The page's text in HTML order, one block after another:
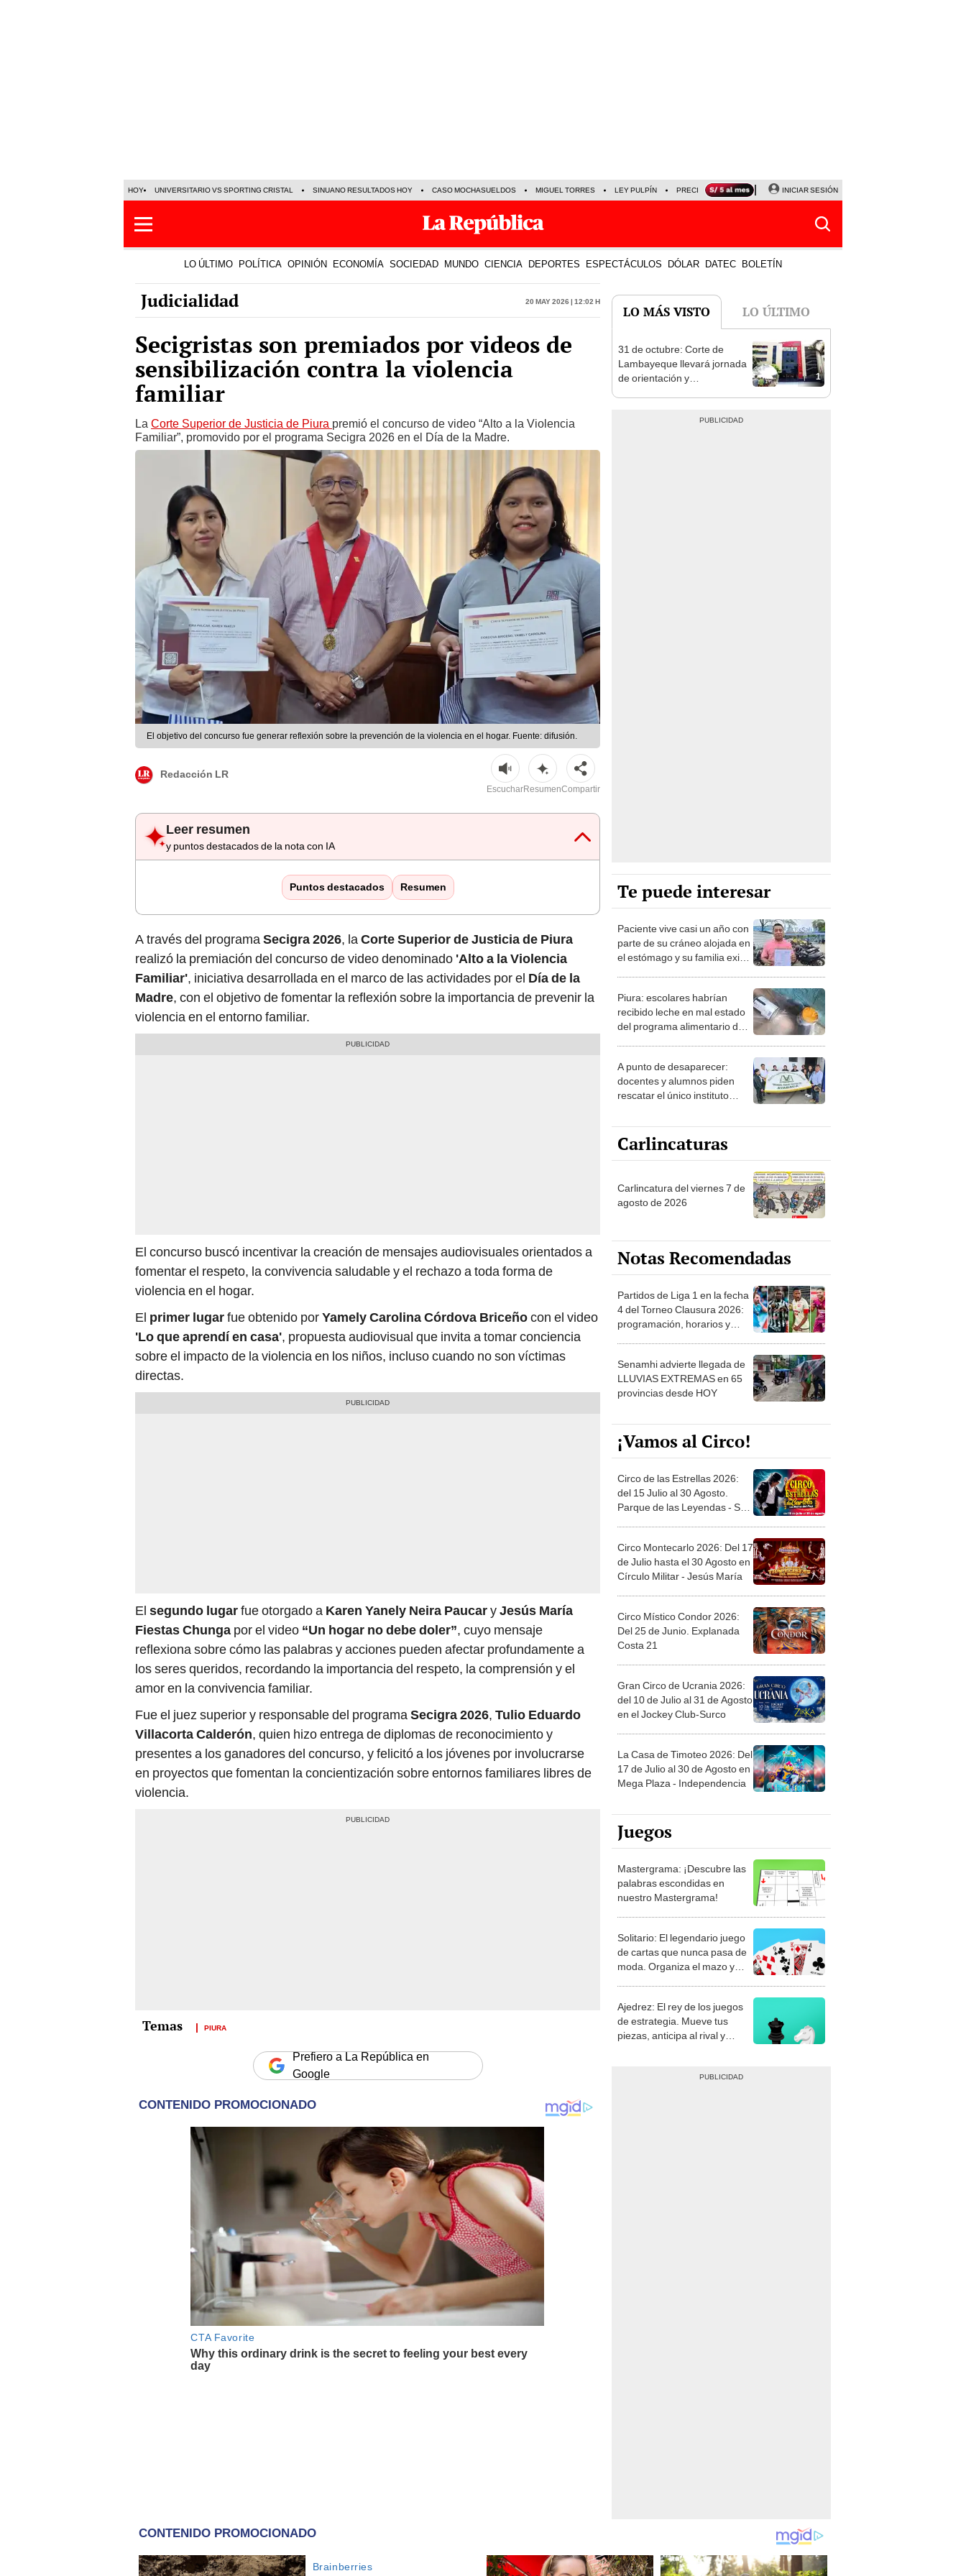
HOY UNIVERSITARIO VS SPORTING CRISTAL SINUANO RESULTADOS HOY CASO MOCHASUELDOS MIGUEL TORRES LEY PULPÍN PRECIO DEL DÓLAR CORTE DE LUZ VIERNES 7 DE AGOSTO
INICIAR SESIÓN
LO ÚLTIMO POLÍTICA OPINIÓN ECONOMÍA SOCIEDAD MUNDO CIENCIA DEPORTES ESPECTÁCULOS DÓLAR DATEC BOLETÍN
Judicialidad 20 May 2026 | 12:02 h
Secigristas son premiados por videos de
sensibilización contra la violencia
familiar
La Corte Superior de Justicia de Piura premió el concurso de video “Alto a la Violencia
Familiar”, promovido por el programa Secigra 2026 en el Día de la Madre.
El objetivo del concurso fue generar reflexión sobre la prevención de la violencia en el hogar. Fuente: difusión.
Redacción LR
EscucharResumenCompartir
Leer resumen
y puntos destacados de la nota con IA
Puntos destacados Resumen
A través del programaSecigra 2026, laCorte Superior de Justicia de Piura
realizó la premiación del concurso de video denominado 'Alto a la Violencia
Familiar', iniciativa desarrollada en el marco de las actividades por el Día de la
Madre, con el objetivo de fomentar la reflexión sobre la importancia de prevenir la
violencia en el entorno familiar.
El concurso buscó incentivar la creación de mensajes audiovisuales orientados a
fomentar el respeto, la convivencia saludable y el rechazo a toda forma de
violencia en el hogar.
El primer lugarfue obtenido porYamely Carolina Córdova Briceñocon el video
'Lo que aprendí en casa', propuesta audiovisual que invita a tomar conciencia
sobre el impacto de la violencia en los niños, incluso cuando no son víctimas
directas.
El segundo lugarfue otorgado a Karen Yanely Neira PaucaryJesús María
Fiestas Chunga por el video “Un hogar no debe doler”, cuyo mensaje
reflexiona sobre cómo las palabras y acciones pueden afectar profundamente a
los seres queridos, recordando la importancia del respeto, la comprensión y el
amor en la convivencia familiar.
Fue el juez superior y responsable del programaSecigra 2026, Tulio Eduardo
Villacorta Calderón, quien hizo entrega de diplomas de reconocimiento y
presentes a los ganadores del concurso, y felicitó a los jóvenes por involucrarse
en proyectos que fomentan la concientización sobre entornos familiares libres de
violencia.
PIURA
Prefiero a La República en
Google
LO MÁS VISTO LO ÚLTIMO
1
31 de octubre: Corte de
Lambayeque llevará jornada
de orientación y
Te puede interesar
Paciente vive casi un año con
parte de su cráneo alojada en
el estómago y su familia exige
Piura: escolares habrían
recibido leche en mal estado
del programa alimentario del
A punto de desaparecer:
docentes y alumnos piden
rescatar el único instituto
Carlincaturas
Carlincatura del viernes 7 de
agosto de 2026
Notas Recomendadas
Partidos de Liga 1 en la fecha
4 del Torneo Clausura 2026:
programación, horarios y
Senamhi advierte llegada de
LLUVIAS EXTREMAS en 65
provincias desde HOY
¡Vamos al Circo!
Circo de las Estrellas 2026:
del 15 Julio al 30 Agosto.
Parque de las Leyendas - San
Circo Montecarlo 2026: Del 17
de Julio hasta el 30 Agosto en
Círculo Militar - Jesús María
Circo Místico Condor 2026:
Del 25 de Junio. Explanada
Costa 21
Gran Circo de Ucrania 2026:
del 10 de Julio al 31 de Agosto
en el Jockey Club-Surco
La Casa de Timoteo 2026: Del
17 de Julio al 30 de Agosto en
Mega Plaza - Independencia
Juegos
Mastergrama: ¡Descubre las
palabras escondidas en
nuestro Mastergrama!
Solitario: El legendario juego
de cartas que nunca pasa de
moda. Organiza el mazo y
Ajedrez: El rey de los juegos
de estrategia. Mueve tus
piezas, anticipa al rival y